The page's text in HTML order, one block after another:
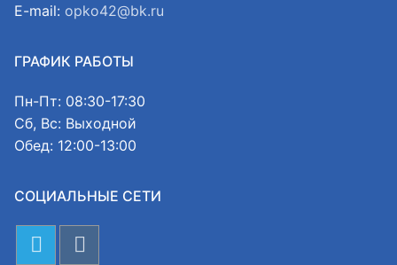
E-mail: opko42@bk.ru
ГРАФИК РАБОТЫ
Пн-Пт: 08:30-17:30
Сб, Вс: Выходной
Обед: 12:00-13:00
СОЦИАЛЬНЫЕ СЕТИ